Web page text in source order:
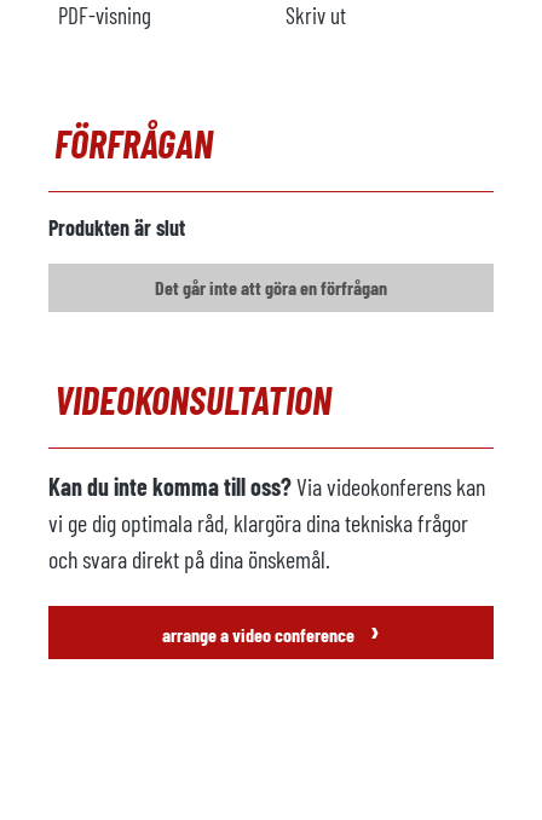
PDF-visning Skriv ut
FÖRFRÅGAN
Produkten är slut
Det går inte att göra en förfrågan
VIDEOKONSULTATION
Kan du inte komma till oss?Via videokonferens kan
vi ge dig optimala råd, klargöra dina tekniska frågor
och svara direkt på dina önskemål.
arrange a video conference ›